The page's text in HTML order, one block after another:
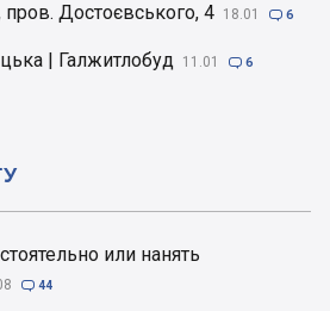
Достоєвського, 4 18.01  6
| Галжитлобуд 11.01  6
или нанять
 44